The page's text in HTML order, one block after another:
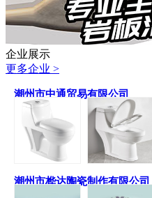
企业展示
更多企业 >
潮州市中通贸易有限公司
潮州市桦达陶瓷制作有限公司